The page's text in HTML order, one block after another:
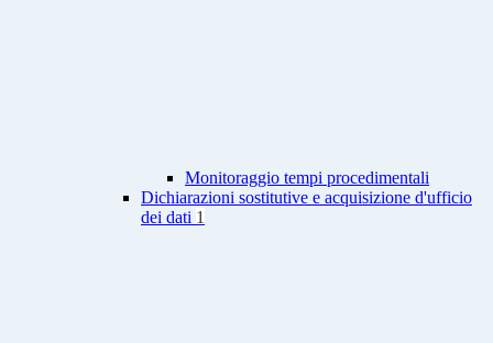
Monitoraggio tempi procedimentali
Dichiarazioni sostitutive e acquisizione d'ufficio
dei dati 1